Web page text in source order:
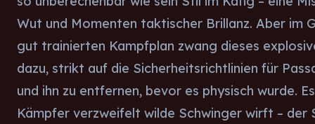
Wut und Momenten taktischer Brillanz. Aber im
gut trainierten Kampfplan zwang dieses
dazu, strikt auf die Sicherheitsrichtlinien für
und ihn zu entfernen, bevor es physisch wurde.
Kämpfer verzweifelt wilde Schwinger wirft – der